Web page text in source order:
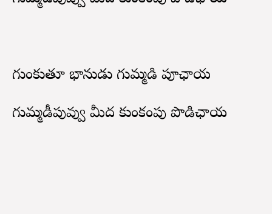
గుంకుతూ భానుడు గుమ్మడి పూఛాయ
గుమ్మడీపువ్వు మీద కుంకంపు పొడిఛాయ